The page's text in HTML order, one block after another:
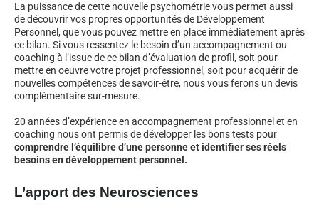
La puissance de cette nouvelle psychométrie vous permet aussi
de découvrir vos propres opportunités de Développement
Personnel, que vous pouvez mettre en place immédiatement après
ce bilan. Si vous ressentez le besoin d’un accompagnement ou
coaching à l’issue de ce bilan d’évaluation de profil, soit pour
mettre en oeuvre votre projet professionnel, soit pour acquérir de
nouvelles compétences de savoir-être, nous vous ferons un devis
complémentaire sur-mesure.
20 années d’expérience en accompagnement professionnel et en
coaching nous ont permis de développer les bons tests pour
comprendre l’équilibre d’une personne et identifier ses réels
besoins en développement personnel.
L’apport des Neurosciences